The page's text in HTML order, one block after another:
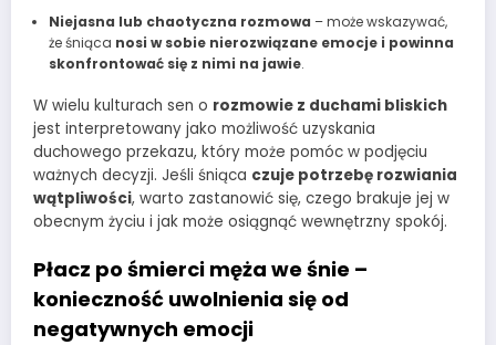
Niejasna lub chaotyczna rozmowa – może wskazywać,
że śniąca nosi w sobie nierozwiązane emocje i powinna
skonfrontować się z nimi na jawie.
W wielu kulturach sen o rozmowie z duchami bliskich
jest interpretowany jako możliwość uzyskania
duchowego przekazu, który może pomóc w podjęciu
ważnych decyzji. Jeśli śniąca czuje potrzebę rozwiania
wątpliwości, warto zastanowić się, czego brakuje jej w
obecnym życiu i jak może osiągnąć wewnętrzny spokój.
Płacz po śmierci męża we śnie –
konieczność uwolnienia się od
negatywnych emocji